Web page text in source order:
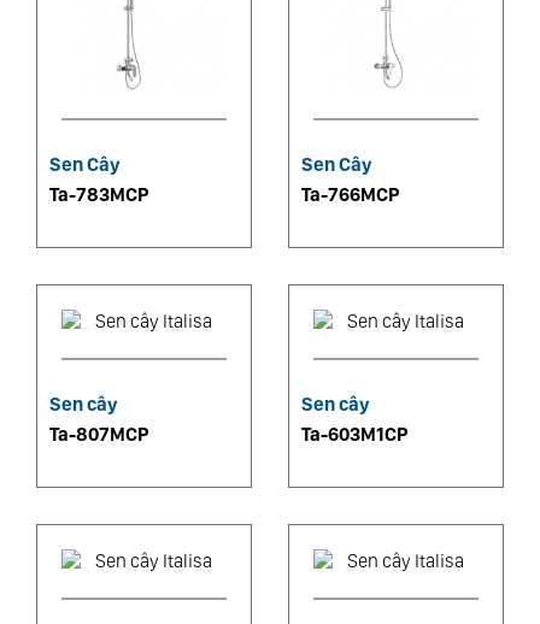
Sen Cây
Ta-783MCP
Sen Cây
Ta-766MCP
Sen cây
Ta-807MCP
Sen cây
Ta-603M1CP